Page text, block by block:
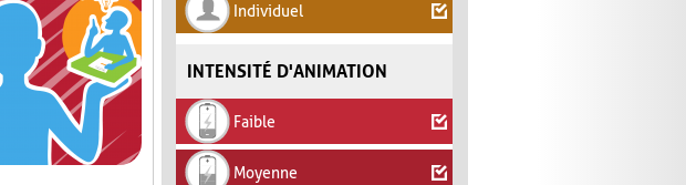
Individuel
INTENSITÉ D'ANIMATION
Faible
Moyenne